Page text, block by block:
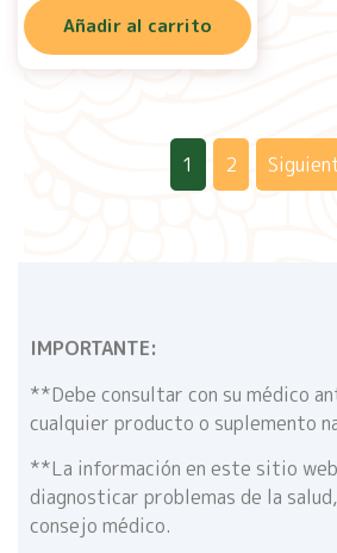
Añadir al carrito
1 2
IMPORTANTE:
**Debe consultar con su médico
cualquier producto o suplemento
**La información en este sitio
diagnosticar problemas de la
consejo médico.